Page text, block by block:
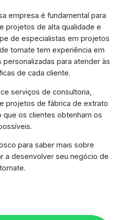
empresa é fundamental para
projetos de alta qualidade e
de especialistas em projetos
tomate tem experiência em
para atender às
de cada cliente.
serviços de consultoria,
projetos de fábrica de extrato
que os clientes obtenham os
para saber mais sobre
a desenvolver seu negócio de